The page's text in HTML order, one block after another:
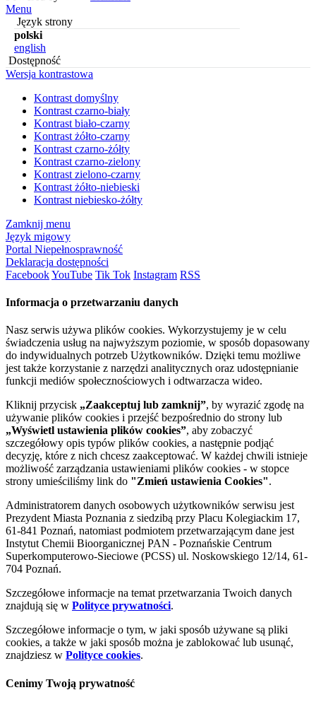
Menu
Język strony
polski
english
Dostępność
Wersja kontrastowa
Kontrast domyślny
Kontrast czarno-biały
Kontrast biało-czarny
Kontrast żółto-czarny
Kontrast czarno-żółty
Kontrast czarno-zielony
Kontrast zielono-czarny
Kontrast żółto-niebieski
Kontrast niebiesko-żółty
Zamknij menu
Język migowy
Portal Niepełnosprawność
Deklaracja dostępności
FacebookYouTube Tik Tok Instagram RSS
Informacja o przetwarzaniu danych
Nasz serwis używa plików cookies. Wykorzystujemy je w celu
świadczenia usług na najwyższym poziomie, w sposób dopasowany
do indywidualnych potrzeb Użytkowników. Dzięki temu możliwe
jest także korzystanie z narzędzi analitycznych oraz udostępnianie
funkcji mediów społecznościowych i odtwarzacza wideo.
Kliknij przycisk „Zaakceptuj lub zamknij”, by wyrazić zgodę na
używanie plików cookies i przejść bezpośrednio do strony lub
„Wyświetl ustawienia plików cookies”, aby zobaczyć
szczegółowy opis typów plików cookies, a następnie podjąć
decyzję, które z nich chcesz zaakceptować. W każdej chwili istnieje
możliwość zarządzania ustawieniami plików cookies - w stopce
strony umieściliśmy link do "Zmień ustawienia Cookies".
Administratorem danych osobowych użytkowników serwisu jest
Prezydent Miasta Poznania z siedzibą przy Placu Kolegiackim 17,
61-841 Poznań, natomiast podmiotem przetwarzającym dane jest
Instytut Chemii Bioorganicznej PAN - Poznańskie Centrum
Superkomputerowo-Sieciowe (PCSS) ul. Noskowskiego 12/14, 61-
704 Poznań.
Szczegółowe informacje na temat przetwarzania Twoich danych
znajdują się w Polityce prywatności.
Szczegółowe informacje o tym, w jaki sposób używane są pliki
cookies, a także w jaki sposób można je zablokować lub usunąć,
znajdziesz w Polityce cookies.
Cenimy Twoją prywatność